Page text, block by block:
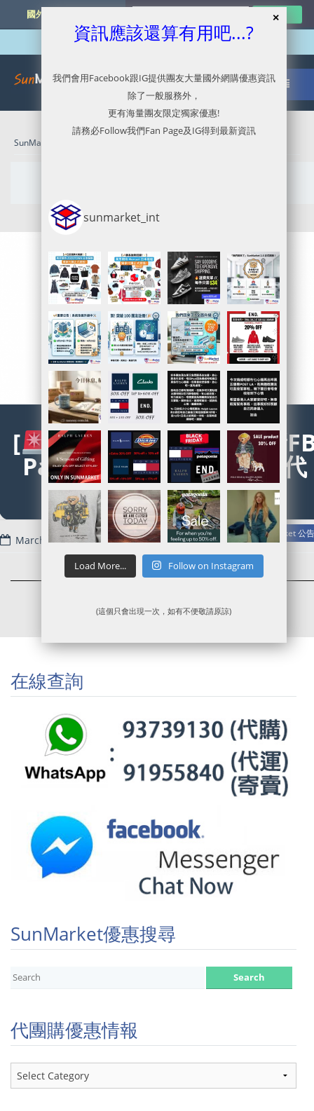
國外網購最新資訊
SunMarket 代購．代運．代寄
Read more
[ 豚友麻煩Like返我地新
Page ] Sun記香港人的代
購/代運/移民代寄
SunMarket 公告
March 31, 2022
在線查詢
SunMarket優惠搜尋
代團購優惠情報
代
團
資訊應該還算有用吧...?
我們會用Facebook跟IG提供團友大量國外網購優惠資訊
除了一般服務外，
更有海量團友限定獨家優惠!
請務必Follow我們Fan Page及IG得到最新資訊
sunmarket_int
Load More... Follow on Instagram
(這個只會出現一次，如有不便敬請原諒)